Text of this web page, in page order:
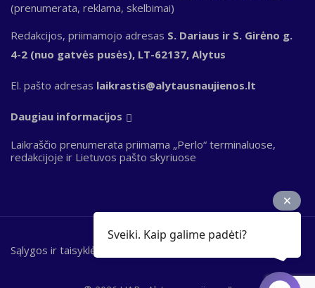
(prenumerata, reklama, skelbimai)
Redakcijos, priimamojo adresas S. Dariaus ir S. Girėno g.
4-2 (nuo gatvės pusės), LT-62137, Alytus
El. pašto adresas laikrastis@alytausnaujienos.lt
Daugiau informacijos
Laikraščio prenumerata priimama „Perlo“ terminaluose,
redakcijoje ir Lietuvos pašto skyriuose
Bottom
Sąlygos ir taisyklės
Sveiki. Kaip galime padėti?